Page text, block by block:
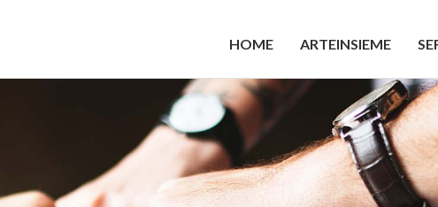
HOME ARTEINSIEME